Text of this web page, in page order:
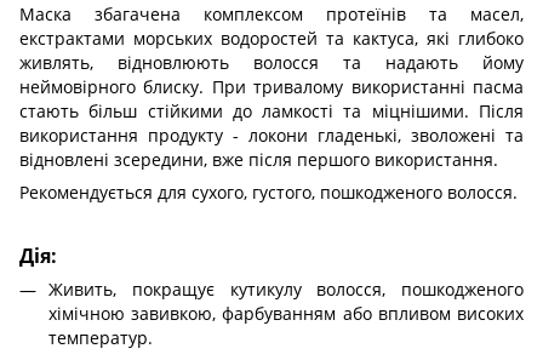
Маска збагачена комплексом протеїнів та масел,
екстрактами морських водоростей та кактуса, які глибоко
живлять, відновлюють волосся та надають йому
неймовірного блиску. При тривалому використанні пасма
стають більш стійкими до ламкості та міцнішими. Після
використання продукту - локони гладенькі, зволожені та
відновлені зсередини, вже після першого використання.
Рекомендується для сухого, густого, пошкодженого волосся.
Дія:
Живить, покращує кутикулу волосся, пошкодженого
хімічною завивкою, фарбуванням або впливом високих
температур.